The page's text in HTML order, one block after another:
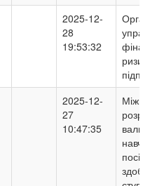
2025-12-
28
19:53:32
2025-12-
27
10:47:35